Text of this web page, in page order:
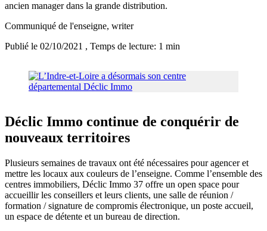
ancien manager dans la grande distribution.
Communiqué de l'enseigne, writer
Publié le 02/10/2021 , Temps de lecture: 1 min
Déclic Immo continue de conquérir de
nouveaux territoires
Plusieurs semaines de travaux ont été nécessaires pour agencer et
mettre les locaux aux couleurs de l’enseigne. Comme l’ensemble des
centres immobiliers, Déclic Immo 37 offre un open space pour
accueillir les conseillers et leurs clients, une salle de réunion /
formation / signature de compromis électronique, un poste accueil,
un espace de détente et un bureau de direction.